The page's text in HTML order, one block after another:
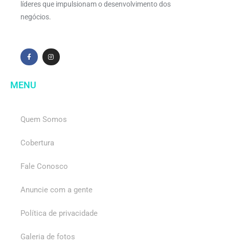
líderes que impulsionam o desenvolvimento dos
negócios.
MENU
Quem Somos
Cobertura
Fale Conosco
Anuncie com a gente
Política de privacidade
Galeria de fotos